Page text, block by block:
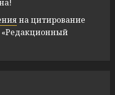
на цитирование
«Редакционный